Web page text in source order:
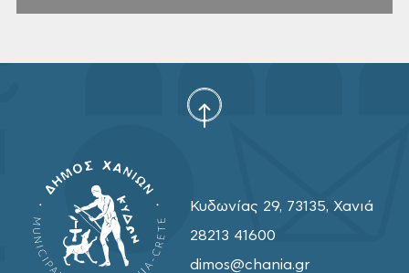
Κυδωνίας 29, 73135, Χανιά
28213 41600
dimos@chania.gr